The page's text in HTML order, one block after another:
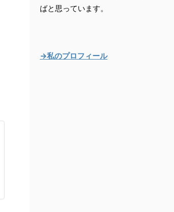
ばと思っています。
→私のプロフィール